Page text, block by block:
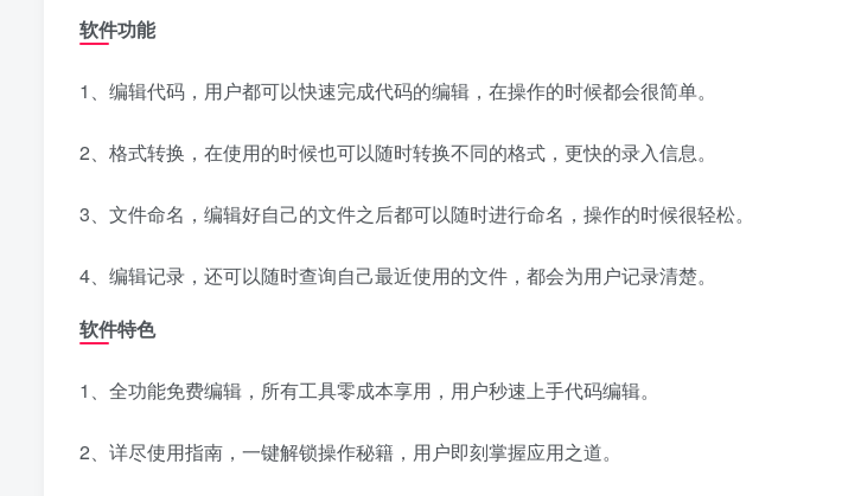
软件功能
1、编辑代码，用户都可以快速完成代码的编辑，在操作的时候都会很简单。
2、格式转换，在使用的时候也可以随时转换不同的格式，更快的录入信息。
3、文件命名，编辑好自己的文件之后都可以随时进行命名，操作的时候很轻松。
4、编辑记录，还可以随时查询自己最近使用的文件，都会为用户记录清楚。
软件特色
1、全功能免费编辑，所有工具零成本享用，用户秒速上手代码编辑。
2、详尽使用指南，一键解锁操作秘籍，用户即刻掌握应用之道。